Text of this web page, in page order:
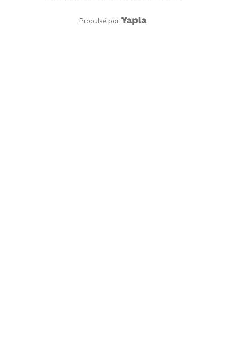
Propulsé par